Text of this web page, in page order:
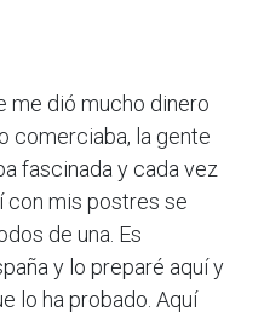
me dió mucho dinero
comerciaba, la gente
fascinada y cada vez
con mis postres se
de una. Es
y lo preparé aquí y
lo ha probado. Aquí